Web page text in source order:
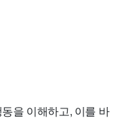
을 이해하고, 이를 바